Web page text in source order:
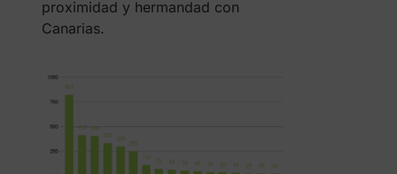
proximidad y hermandad con
Canarias.